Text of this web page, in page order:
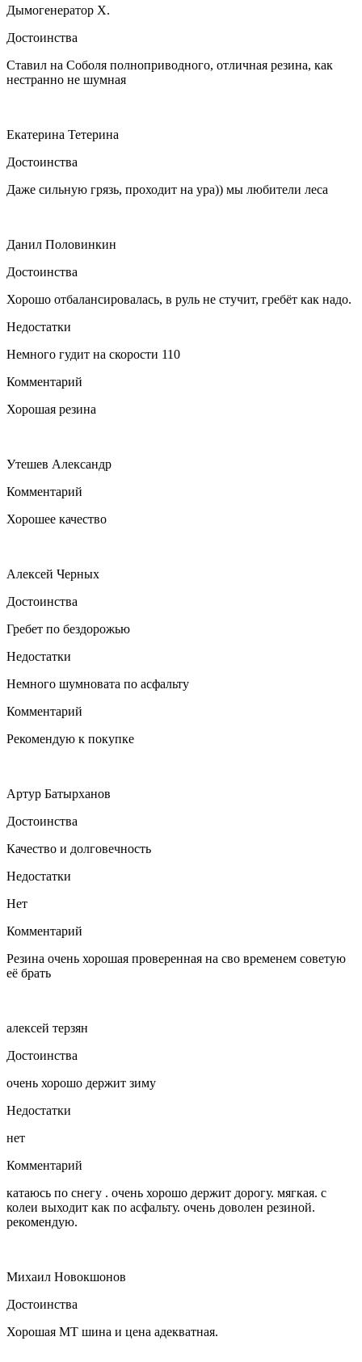
Дымогенератор Х.
Достоинства
Ставил на Соболя полноприводного, отличная резина, как
нестранно не шумная
Екатерина Тетерина
Достоинства
Даже сильную грязь, проходит на ура)) мы любители леса
Данил Половинкин
Достоинства
Хорошо отбалансировалась, в руль не стучит, гребёт как надо.
Недостатки
Немного гудит на скорости 110
Комментарий
Хорошая резина
Утешев Александр
Комментарий
Хорошее качество
Алексей Черных
Достоинства
Гребет по бездорожью
Недостатки
Немного шумновата по асфальту
Комментарий
Рекомендую к покупке
Артур Батырханов
Достоинства
Качество и долговечность
Недостатки
Нет
Комментарий
Резина очень хорошая проверенная на сво временем советую
её брать
алексей терзян
Достоинства
очень хорошо держит зиму
Недостатки
нет
Комментарий
катаюсь по снегу . очень хорошо держит дорогу. мягкая. с
колеи выходит как по асфальту. очень доволен резиной.
рекомендую.
Михаил Новокшонов
Достоинства
Хорошая МТ шина и цена адекватная.